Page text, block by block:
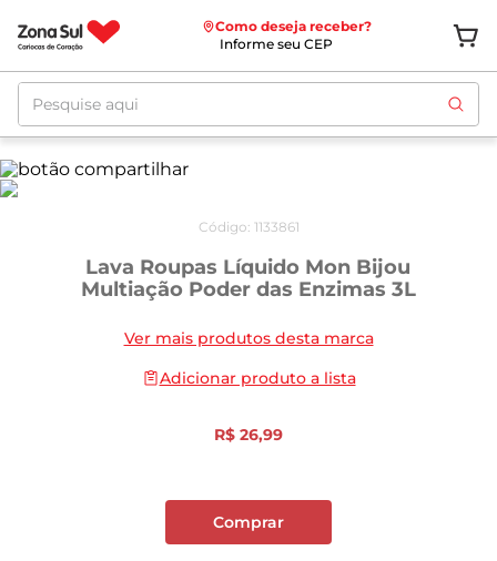
Como deseja receber?
Informe seu CEP
Pesquise aqui
Código: 1133861
Lava Roupas Líquido Mon Bijou
Multiação Poder das Enzimas 3L
Ver mais produtos desta marca
Adicionar produto a lista
R$ 26,99
Comprar